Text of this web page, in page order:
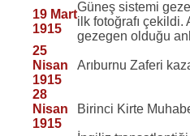
19 Mart
1915
Güneş sistemi
ilk fotoğrafı
gezegen olduğu
25
Nisan
1915
Arıburnu Zaferi
28
Nisan
1915
Birinci Kirte